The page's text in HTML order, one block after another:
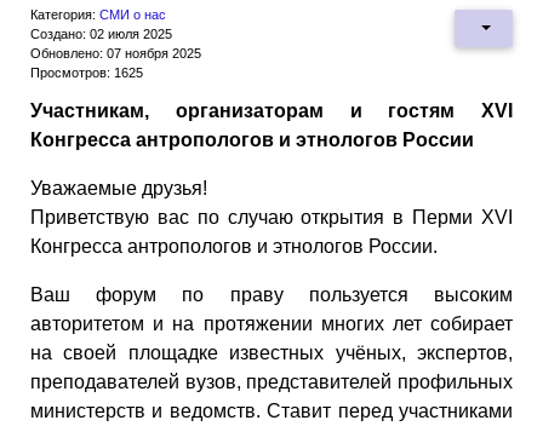
Категория: СМИ о нас
Создано: 02 июля 2025
Обновлено: 07 ноября 2025
Просмотров: 1625
Участникам, организаторам и гостям XVI
Конгресса антропологов и этнологов России
Уважаемые друзья!
Приветствую вас по случаю открытия в Перми XVI
Конгресса антропологов и этнологов России.
Ваш форум по праву пользуется высоким
авторитетом и на протяжении многих лет собирает
на своей площадке известных учёных, экспертов,
преподавателей вузов, представителей профильных
министерств и ведомств. Ставит перед участниками